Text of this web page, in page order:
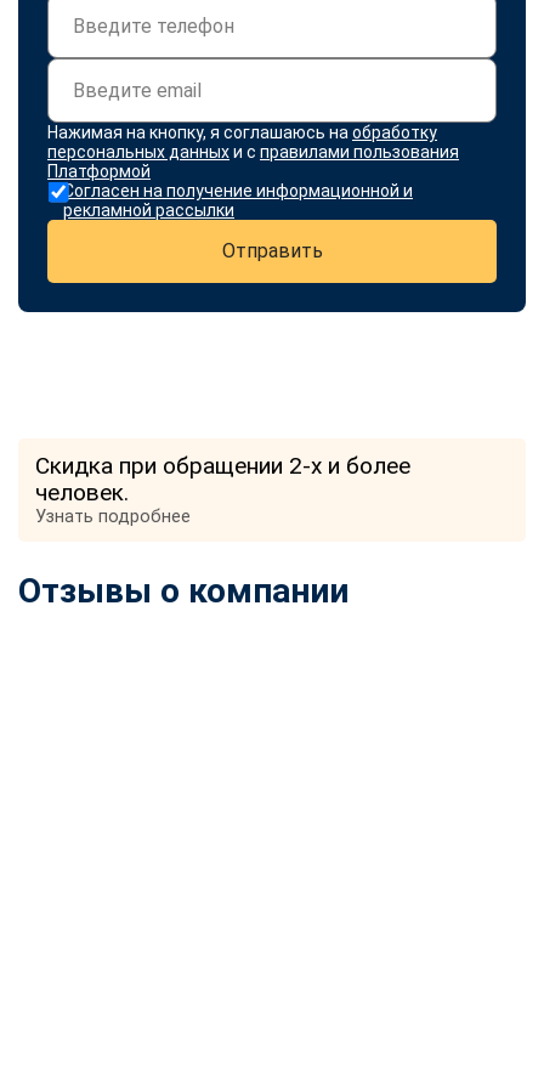
Нажимая на кнопку, я соглашаюсь на обработку
персональных данныхи с правилами пользования
Платформой
Согласен на получение информационной и
рекламной рассылки
Отправить
Скидка при обращении 2-х и более
человек.
Узнать подробнее
Отзывы о компании